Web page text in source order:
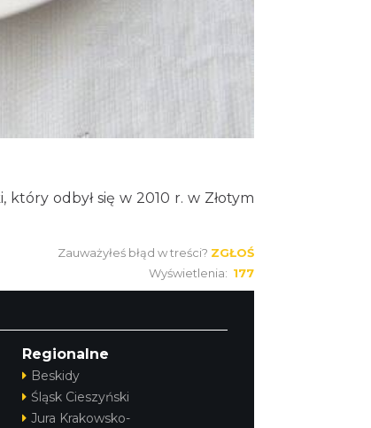
odbył się w 2010 r. w Złotym
Zauważyłeś błąd w treści? ZGŁOŚ
Wyświetlenia: 177
Regionalne
Beskidy
Śląsk Cieszyński
Jura Krakowsko-